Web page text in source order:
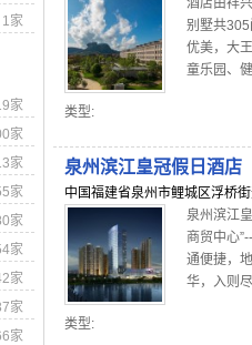
1家
家
家
家
家
家
家
家
家
家
酒店由祥
别墅共
优美，大
童乐园、
类型:
泉州滨江皇冠假日酒店
中国福建省泉州市鲤城区浮桥
泉州滨江
商贸中心
通便捷，
华，入则
类型: